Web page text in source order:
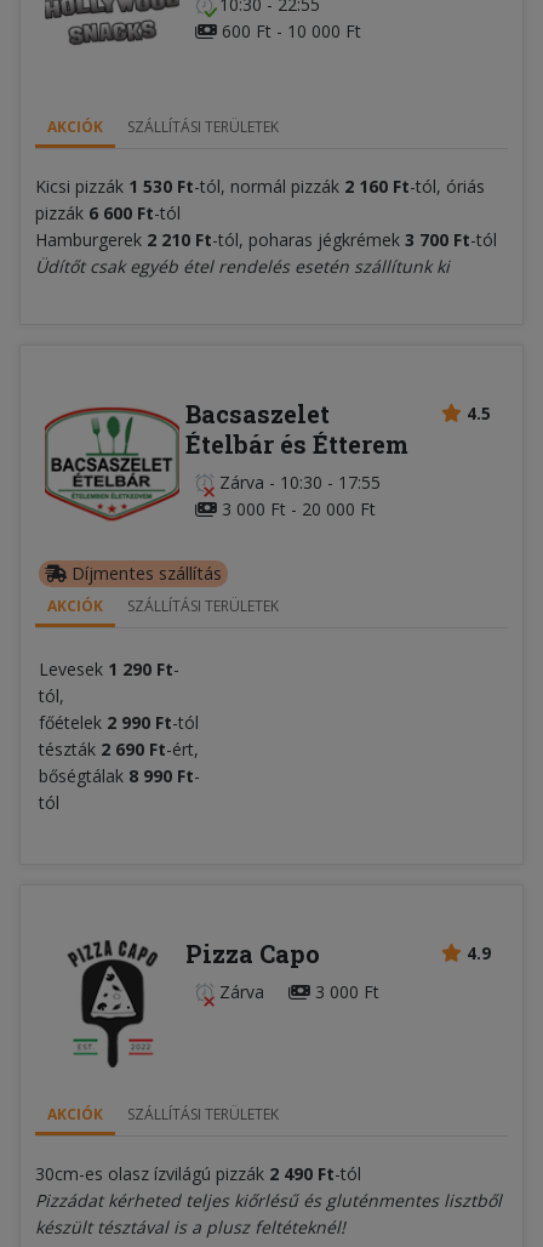
600 Ft - 10 000 Ft
AKCIÓK SZÁLLÍTÁSI TERÜLETEK
Kicsi pizzák 1 530 Ft-tól, normál pizzák 2 160 Ft-tól, óriás
pizzák 6 600 Ft-tól
Hamburgerek 2 210 Ft-tól, poharas jégkrémek 3 700 Ft-tól
Üdítőt csak egyéb étel rendelés esetén szállítunk ki
4.5
Bacsaszelet
Ételbár és Étterem
Zárva - 10:30 - 17:55
3 000 Ft - 20 000 Ft
Díjmentes szállítás
AKCIÓK SZÁLLÍTÁSI TERÜLETEK
Levesek 1 290 Ft-
tól,
főételek 2 990 Ft-tól
tészták 2 690 Ft-ért,
bőségtálak 8 990 Ft-
tól
4.9
Pizza Capo
Zárva 3 000 Ft
AKCIÓK SZÁLLÍTÁSI TERÜLETEK
30cm-es olasz ízvilágú pizzák 2 490 Ft-tól
Pizzádat kérheted teljes kiőrlésű és gluténmentes lisztből
készült tésztával is a plusz feltéteknél!